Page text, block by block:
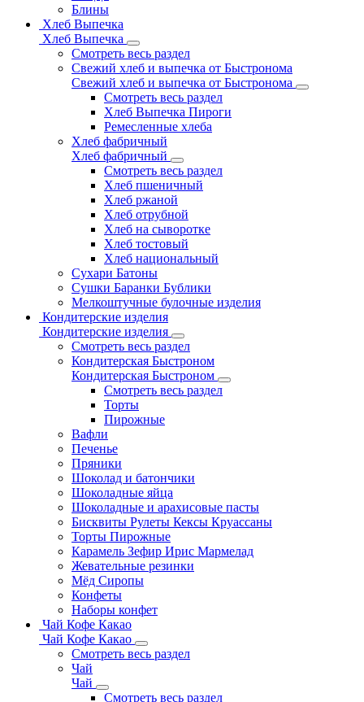
Блины
Хлеб Выпечка
Хлеб Выпечка
Смотреть весь раздел
Свежий хлеб и выпечка от Быстронома
Свежий хлеб и выпечка от Быстронома
Смотреть весь раздел
Хлеб Выпечка Пироги
Ремесленные хлеба
Хлеб фабричный
Хлеб фабричный
Смотреть весь раздел
Хлеб пшеничный
Хлеб ржаной
Хлеб отрубной
Хлеб на сыворотке
Хлеб тостовый
Хлеб национальный
Сухари Батоны
Сушки Баранки Бублики
Мелкоштучные булочные изделия
Кондитерские изделия
Кондитерские изделия
Смотреть весь раздел
Кондитерская Быстроном
Кондитерская Быстроном
Смотреть весь раздел
Торты
Пирожные
Вафли
Печенье
Пряники
Шоколад и батончики
Шоколадные яйца
Шоколадные и арахисовые пасты
Бисквиты Рулеты Кексы Круассаны
Торты Пирожные
Карамель Зефир Ирис Мармелад
Жевательные резинки
Мёд Сиропы
Конфеты
Наборы конфет
Чай Кофе Какао
Чай Кофе Какао
Смотреть весь раздел
Чай
Чай
Смотреть весь раздел